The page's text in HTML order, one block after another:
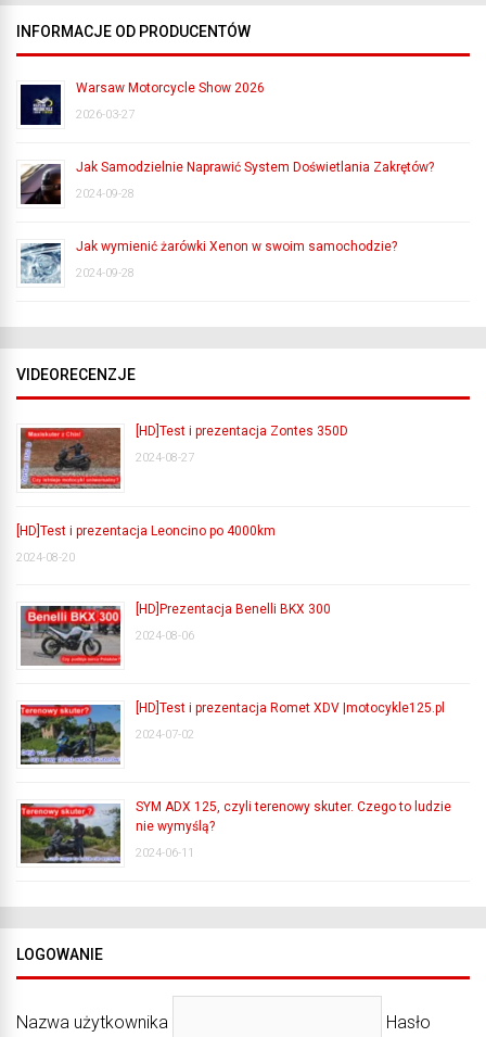
INFORMACJE OD PRODUCENTÓW
Warsaw Motorcycle Show 2026
2026-03-27
Jak Samodzielnie Naprawić System Doświetlania Zakrętów?
2024-09-28
Jak wymienić żarówki Xenon w swoim samochodzie?
2024-09-28
VIDEORECENZJE
[HD]Test i prezentacja Zontes 350D
2024-08-27
[HD]Test i prezentacja Leoncino po 4000km
2024-08-20
[HD]Prezentacja Benelli BKX 300
2024-08-06
[HD]Test i prezentacja Romet XDV |motocykle125.pl
2024-07-02
SYM ADX 125, czyli terenowy skuter. Czego to ludzie
nie wymyślą?
2024-06-11
LOGOWANIE
Nazwa użytkownika Hasło